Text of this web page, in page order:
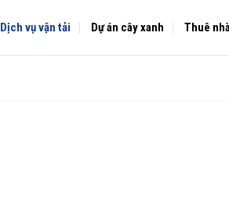
Dịch vụ vận tải Dự án cây xanh Thuê